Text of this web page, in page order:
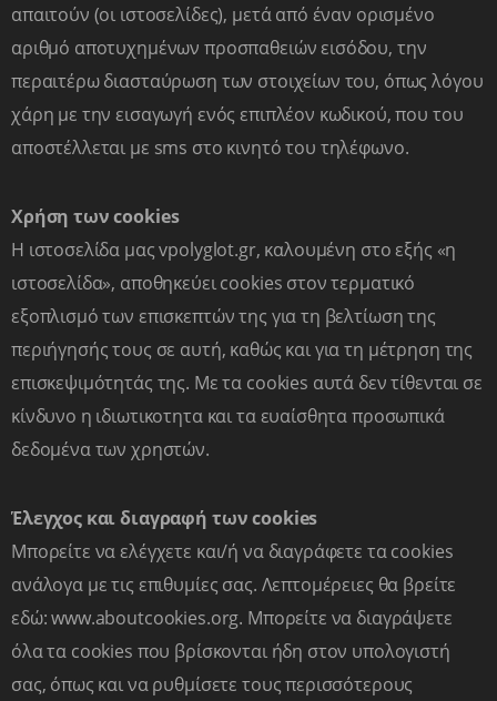
Επικοινωνία
ΕΠΙΚΟΙΝΩΝΙΑ
ΓΑΛΛΙΚΑ
ΙΤΑΛΙΚΑ
ΙΣΠΑΝΙΚΑ
Δεξιότητες
απαιτούν (οι ιστοσελίδες), μετά από έναν ορισμένο
αριθμό αποτυχημένων προσπαθειών εισόδου, την
περαιτέρω διασταύρωση των στοιχείων του, όπως λόγου
χάρη με την εισαγωγή ενός επιπλέον κωδικού, που του
αποστέλλεται με sms στο κινητό του τηλέφωνο.
Χρήση των cookies
Η ιστοσελίδα μας vpolyglot.gr, καλουμένη στο εξής «η
ιστοσελίδα», αποθηκεύει cookies στον τερματικό
εξοπλισμό των επισκεπτών της για τη βελτίωση της
περιήγησής τους σε αυτή, καθώς και για τη μέτρηση της
επισκεψιμότητάς της. Με τα cookies αυτά δεν τίθενται σε
κίνδυνο η ιδιωτικoτητα και τα ευαίσθητα προσωπικά
δεδομένα των χρηστών.
Έλεγχος και διαγραφή των cookies
Μπορείτε να ελέγχετε και/ή να διαγράφετε τα cookies
ανάλογα με τις επιθυμίες σας. Λεπτομέρειες θα βρείτε
εδώ: www.aboutcookies.org. Μπορείτε να διαγράψετε
όλα τα cookies που βρίσκονται ήδη στον υπολογιστή
σας, όπως και να ρυθμίσετε τους περισσότερους